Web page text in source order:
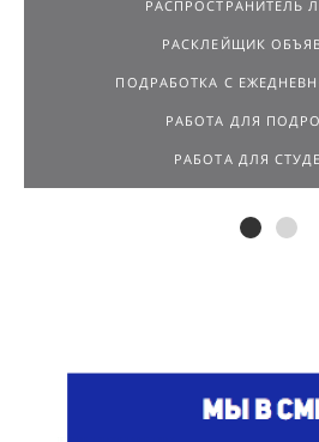
РАСПРОСТРАНИТЕЛЬ
РАСКЛЕЙЩИК
ПОДРАБОТКА С
РАБОТА ДЛЯ
РАБОТА ДЛЯ